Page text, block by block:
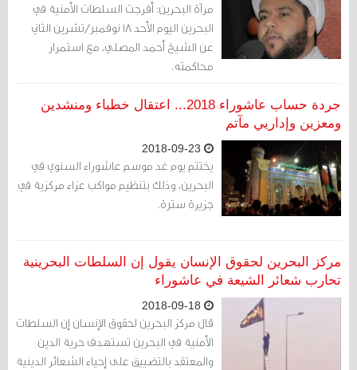
مرآة البحرين: أفرجت السلطات الأمنية في
البحرين اليوم الأحد 18 نوفمبر/تشرين الثاني
عن الشيخ أحمد المصلي، مع استمرار
محاكمته.
جردة حساب عاشوراء 2018... اعتقال خطباء ومنشدين
ومعزين وإداريي مآتم
يختتم يوم غد موسم عاشوراء السنوي في
البحرين، وذلك بتنظيم مواكب عزاء مركزية في
جزيرة سترة.
مركز البحرين لحقوق الإنسان يقول إن السلطات البحرينية
تحارب شعائر الشيعة في عاشوراء
قال مركز البحرين لحقوق الإنسان إن السلطات
الأمنية في البحرين تستهدف حرية الدين
والمعتقد بالتضييق على إحياء الشعائر الدينية